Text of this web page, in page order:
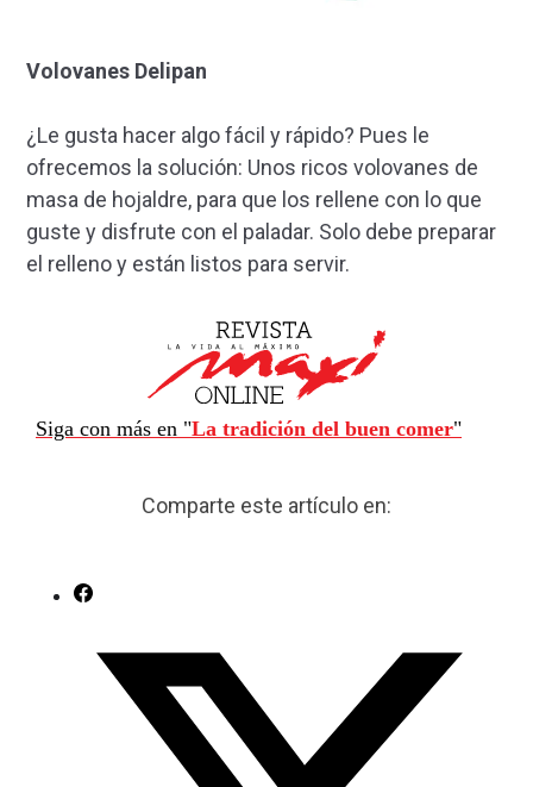
Volovanes Delipan
¿Le gusta hacer algo fácil y rápido? Pues le
ofrecemos la solución: Unos ricos volovanes de
masa de hojaldre, para que los rellene con lo que
guste y disfrute con el paladar. Solo debe preparar
el relleno y están listos para servir.
Siga con más en "La tradición del buen comer"
Comparte este artículo en: